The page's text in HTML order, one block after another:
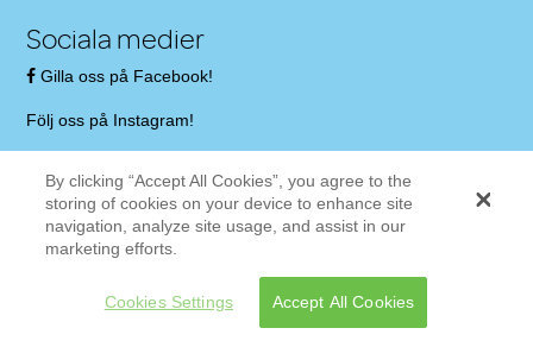
Sociala medier
Gilla oss på Facebook!
Följ oss på Instagram!
By clicking “Accept All Cookies”, you agree to the
storing of cookies on your device to enhance site
navigation, analyze site usage, and assist in our
marketing efforts.
Cookies Settings Accept All Cookies